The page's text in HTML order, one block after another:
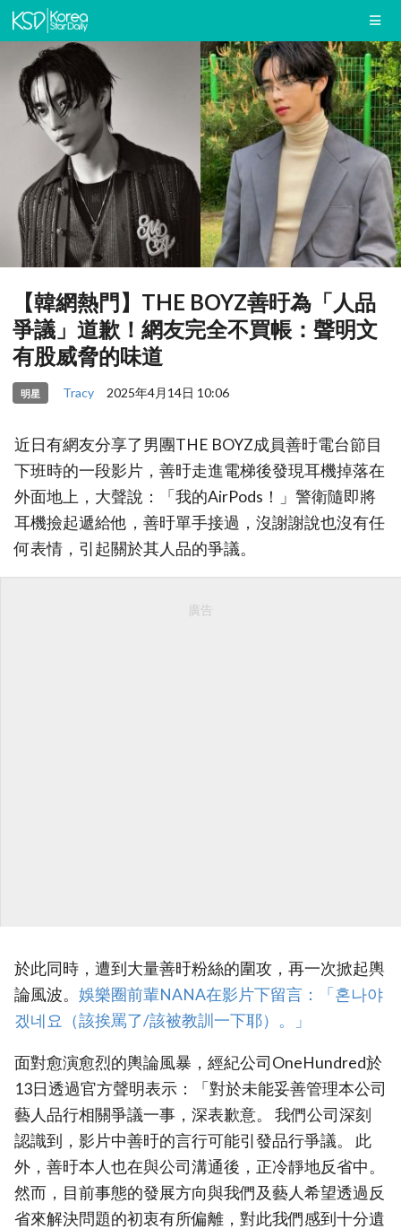
【韓網熱門】THE BOYZ善旴為「人品
爭議」道歉！網友完全不買帳：聲明文
有股威脅的味道
明星 Tracy 2025年4月14日 10:06
近日有網友分享了男團THE BOYZ成員善旴電台節目
下班時的一段影片，善旴走進電梯後發現耳機掉落在
外面地上，大聲說：「我的AirPods！」警衛隨即將
耳機撿起遞給他，善旴單手接過，沒謝謝說也沒有任
何表情，引起關於其人品的爭議。
廣告
於此同時，遭到大量善旴粉絲的圍攻，再一次掀起輿
論風波。 娛樂圈前輩NANA在影片下留言：「혼나야
겠네요（該挨罵了/該被教訓一下耶）。」
面對愈演愈烈的輿論風暴，經紀公司OneHundred於
13日透過官方聲明表示：「對於未能妥善管理本公司
藝人品行相關爭議一事，深表歉意。 我們公司深刻
認識到，影片中善旴的言行可能引發品行爭議。 此
外，善旴本人也在與公司溝通後，正冷靜地反省中。
然而，目前事態的發展方向與我們及藝人希望透過反
省來解決問題的初衷有所偏離，對此我們感到十分遺